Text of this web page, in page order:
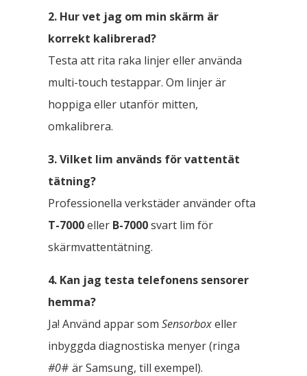
2. Hur vet jag om min skärm är
korrekt kalibrerad?
Testa att rita raka linjer eller använda
multi-touch testappar. Om linjer är
hoppiga eller utanför mitten,
omkalibrera.
3. Vilket lim används för vattentät
tätning?
Professionella verkstäder använder ofta
T-7000eller B-7000svart lim för
skärmvattentätning.
4. Kan jag testa telefonens sensorer
hemma?
Ja! Använd appar som Sensorboxeller
inbyggda diagnostiska menyer (ringa
#0# är Samsung, till exempel).